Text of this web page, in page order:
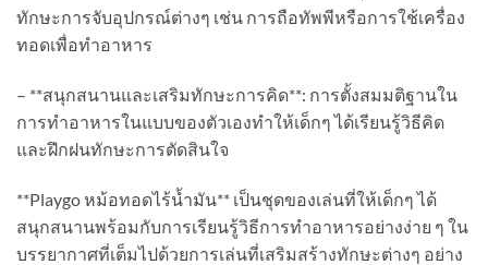
ทักษะการจับอุปกรณ์ต่างๆ เช่น การถือทัพพีหรือการใช้เครื่อง
ทอดเพื่อทำอาหาร
– **สนุกสนานและเสริมทักษะการคิด**: การตั้งสมมติฐานใน
การทำอาหารในแบบของตัวเองทำให้เด็กๆ ได้เรียนรู้วิธีคิด
และฝึกฝนทักษะการตัดสินใจ
**Playgo หม้อทอดไร้น้ำมัน** เป็นชุดของเล่นที่ให้เด็กๆ ได้
สนุกสนานพร้อมกับการเรียนรู้วิธีการทำอาหารอย่างง่าย ๆ ใน
บรรยากาศที่เต็มไปด้วยการเล่นที่เสริมสร้างทักษะต่างๆ อย่าง